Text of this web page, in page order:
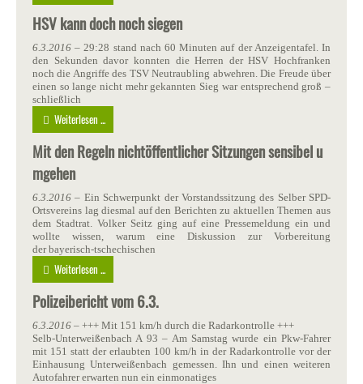
HSV kann doch noch siegen
6.3.2016 – 29:28 stand nach 60 Minuten auf der Anzeigentafel. In
den Sekunden davor konnten die Herren der HSV Hochfranken
noch die Angriffe des TSV Neutraubling abwehren. Die Freude über
einen so lange nicht mehr gekannten Sieg war entsprechend groß –
schließlich
Weiterlesen ...
Mit den Regeln nichtöffentlicher Sitzungen sensibel u
mgehen
6.3.2016 – Ein Schwerpunkt der Vorstandssitzung des Selber SPD-
Ortsvereins lag diesmal auf den Berichten zu aktuellen Themen aus
dem Stadtrat. Volker Seitz ging auf eine Pressemeldung ein und
wollte wissen, warum eine Diskussion zur Vorbereitung
der bayerisch-tschechischen
Weiterlesen ...
Polizeibericht vom 6.3.
6.3.2016 – +++ Mit 151 km/h durch die Radarkontrolle +++
Selb-Unterweißenbach A 93 – Am Samstag wurde ein Pkw-Fahrer
mit 151 statt der erlaubten 100 km/h in der Radarkontrolle vor der
Einhausung Unterweißenbach gemessen. Ihn und einen weiteren
Autofahrer erwarten nun ein einmonatiges